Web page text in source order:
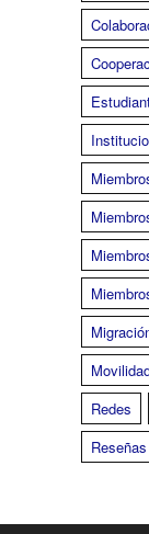
Redes
Reseñas